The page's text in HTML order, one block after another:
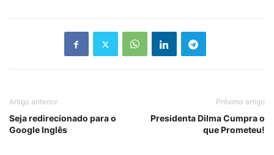
Artigo anterior
Seja redirecionado para o
Google Inglês
Próximo artigo
Presidenta Dilma Cumpra o
que Prometeu!